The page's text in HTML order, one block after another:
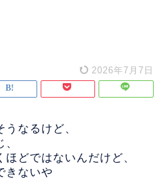
2026年7月7日
なるけど、
どではないんだけど、
きないや